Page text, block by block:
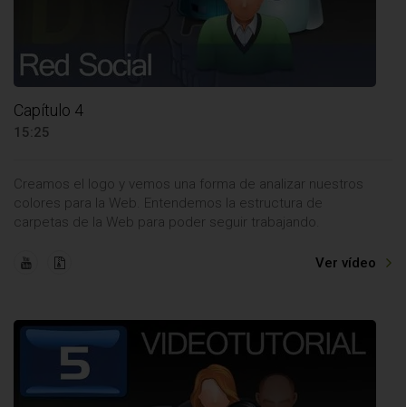
Capítulo 4
15:25
Creamos el logo y vemos una forma de analizar nuestros
colores para la Web. Entendemos la estructura de
carpetas de la Web para poder seguir trabajando.
Ver vídeo